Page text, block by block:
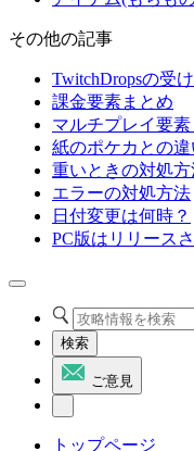
その他の記事
TwitchDropsの受
課金要素まとめ
マルチプレイ要
紙のポケカとの
重いときの対処方
エラーの対処方法
日付変更は何時？
PC版はリリース
検索
ご意見
トップページ